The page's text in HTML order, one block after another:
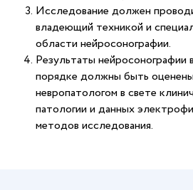
Исследование должен
владеющий техникой и
области нейросонографии.
Результаты нейросонографии
порядке должны быть
невропатологом в свете
патологии и данных
методов исследования.